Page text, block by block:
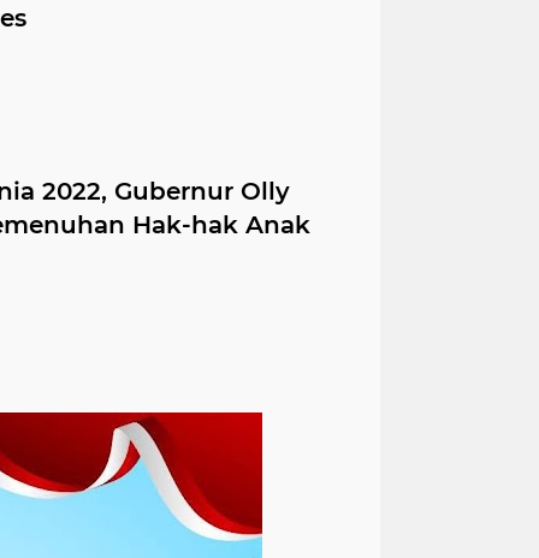
2022, Gubernur Olly
Hak-hak Anak